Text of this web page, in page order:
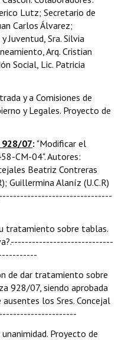
Lutz; Secretario de
Carlos Álvarez;
Juventud, Sra. Silvia
Arq. Cristian
Social, Lic. Patricia
y a Comisiones de
y Legales. Proyecto de
928/07: "Modificar el
CM-04". Autores:
Beatriz Contreras
Guillermina Alaníz (U.C.R)
--------------------------------
tratamiento sobre tablas.
de dar tratamiento sobre
928/07, siendo aprobada
los Sres. Concejal
Proyecto de